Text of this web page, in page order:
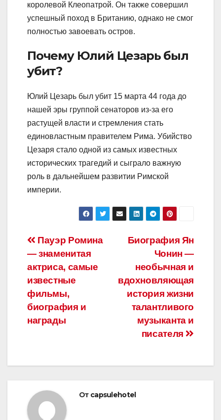
королевой Клеопатрой. Он также совершил
успешный поход в Британию, однако не смог
полностью завоевать остров.
Почему Юлий Цезарь был
убит?
Юлий Цезарь был убит 15 марта 44 года до
нашей эры группой сенаторов из-за его
растущей власти и стремления стать
единовластным правителем Рима. Убийство
Цезаря стало одной из самых известных
исторических трагедий и сыграло важную
роль в дальнейшем развитии Римской
империи.
Навигация
по
записям
Биография Ян
Чонин —
необычная и
вдохновляющая
история жизни
талантливого
музыканта и
писателя
Пауэр Ромина
— знаменитая
актриса, самые
известные
фильмы,
биография и
награды
От capsulehotel